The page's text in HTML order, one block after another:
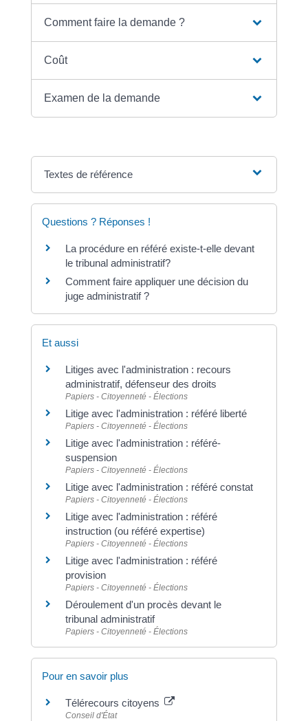
Comment faire la demande ?
Coût
Examen de la demande
Textes de référence
Questions ? Réponses !
La procédure en référé existe-t-elle devant
le tribunal administratif?
Comment faire appliquer une décision du
juge administratif ?
Et aussi
Litiges avec l'administration : recours
administratif, défenseur des droits
Papiers - Citoyenneté - Élections
Litige avec l'administration : référé liberté
Papiers - Citoyenneté - Élections
Litige avec l'administration : référé-
suspension
Papiers - Citoyenneté - Élections
Litige avec l'administration : référé constat
Papiers - Citoyenneté - Élections
Litige avec l'administration : référé
instruction (ou référé expertise)
Papiers - Citoyenneté - Élections
Litige avec l'administration : référé
provision
Papiers - Citoyenneté - Élections
Déroulement d'un procès devant le
tribunal administratif
Papiers - Citoyenneté - Élections
Pour en savoir plus
Télérecours citoyens
Conseil d'État